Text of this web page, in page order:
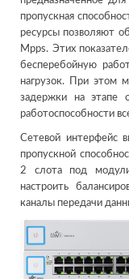
пропускная
ресурсы позволяют
Mpps. Этих
бесперебойную
нагрузок. При этом
задержки на этапе
работоспособности
Сетевой интерфейс
пропускной
2 слота под
настроить
каналы передачи